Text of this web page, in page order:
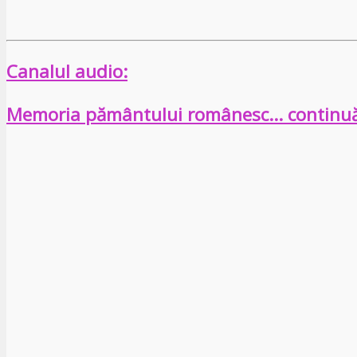
Canalul audio:
Memoria pământului românesc…